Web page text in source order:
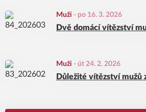
Muži - po 16. 3. 2026
Dvě domácí vítězství
Muži - út 24. 2. 2026
Důležité vítězství mužů